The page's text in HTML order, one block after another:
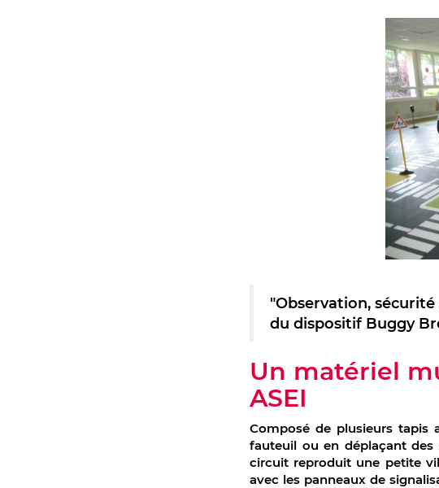
"Observation,
du dispositif Buggy
Un matériel
ASEI
Composé de plusieurs
fauteuil ou en déplaçant des
circuit reproduit une petite
avec les panneaux de